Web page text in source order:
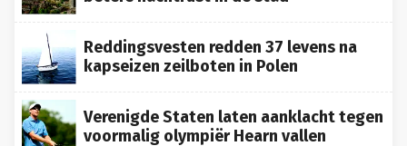
Reddingsvesten redden 37 levens na
kapseizen zeilboten in Polen
Verenigde Staten laten aanklacht tegen
voormalig olympiër Hearn vallen